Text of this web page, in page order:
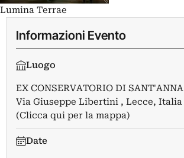
Lumina Terrae
Informazioni Evento
Luogo
EX CONSERVATORIO DI SANT'ANNA
Via Giuseppe Libertini , Lecce, Italia
(Clicca qui per la mappa)
Date